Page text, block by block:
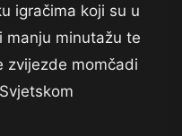
igračima koji su u
manju minutažu te
zvijezde momčadi